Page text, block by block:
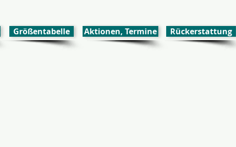
Größentabelle Aktionen, Termine Rückerstattung